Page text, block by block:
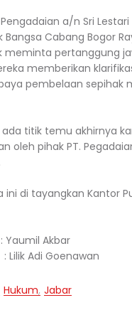
a/n Sri
Bangsa Cabang Bogor
meminta pertanggung
memberikan
pembelaan sepihak
ada titik temu akhirnya
oleh pihak PT.
ini di tayangkan Kantor
Yaumil Akbar
Adi Goenawan
Hukum Jabar